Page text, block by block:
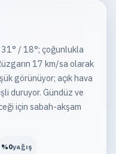
31° / 18°; çoğunlukla
17 km/sa olarak
görünüyor; açık hava
duruyor. Gündüz ve
için sabah-akşam
%0yağış